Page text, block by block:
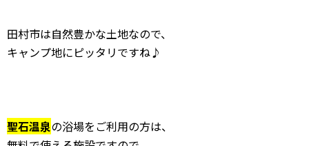
田村市は自然豊かな土地なので、
キャンプ地にピッタリですね♪
聖石温泉の浴場をご利用の方は、